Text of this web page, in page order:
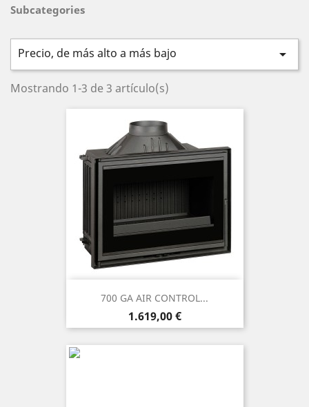
Subcategories
Precio, de más alto a más bajo 
Mostrando 1-3 de 3 artículo(s)
700 GA AIR CONTROL...
Precio
1.619,00 €